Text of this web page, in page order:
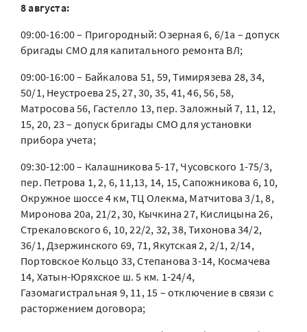
8 августа:
09:00-16:00 – Пригородный: Озерная 6, 6/1а – допуск
бригады СМО для капитального ремонта ВЛ;
09:00-16:00 – Байкалова 51, 59, Тимирязева 28, 34,
50/1, Неустроева 25, 27, 30, 35, 41, 46, 56, 58,
Матросова 56, Гастелло 13, пер. Заложный 7, 11, 12,
15, 20, 23 – допуск бригады СМО для установки
прибора учета;
09:30-12:00 – Калашникова 5-17, Чусовского 1-75/3,
пер. Петрова 1, 2, 6, 11,13, 14, 15, Сапожникова 6, 10,
Окружное шоссе 4 км, ТЦ Олекма, Матчитова 3/1, 8,
Миронова 20а, 21/2, 30, Кычкина 27, Кислицына 26,
Стрекаловского 6, 10, 22/2, 32, 38, Тихонова 34/2,
36/1, Дзержинского 69, 71, Якутская 2, 2/1, 2/14,
Портовское Кольцо 33, Степанова 3-14, Космачева
14, Хатын-Юряхское ш. 5 км. 1-24/4,
Газомагистральная 9, 11, 15 – отключение в связи с
расторжением договора;